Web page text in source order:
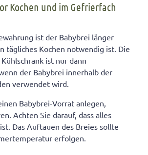
Kochen und im Gefrierfach
ist der Babybrei länger
tägliches Kochen notwendig ist. Die
ist nur dann
der Babybrei innerhalb der
verwendet wird.
Babybrei-Vorrat anlegen,
Achten Sie darauf, dass alles
Das Auftauen des Breies sollte
erfolgen.